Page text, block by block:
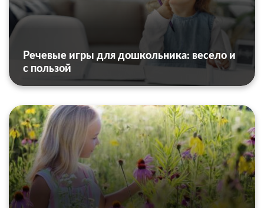
Речевые игры для дошкольника: весело и
с пользой